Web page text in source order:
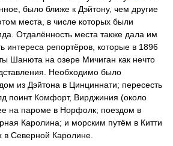
было ближе к Дэйтону, чем другие
места, в числе которых были
Отдалённость места также дала им
интереса репортёров, которые в 1896
Шанюта на озере Мичиган как нечто
Необходимо было
из Дэйтона в Цинциннати; пересесть
поинт Комфорт, Вирджиния (около
на пароме в Норфолк; поездом в
Каролина; и морским путём в Китти
Северной Каролине.